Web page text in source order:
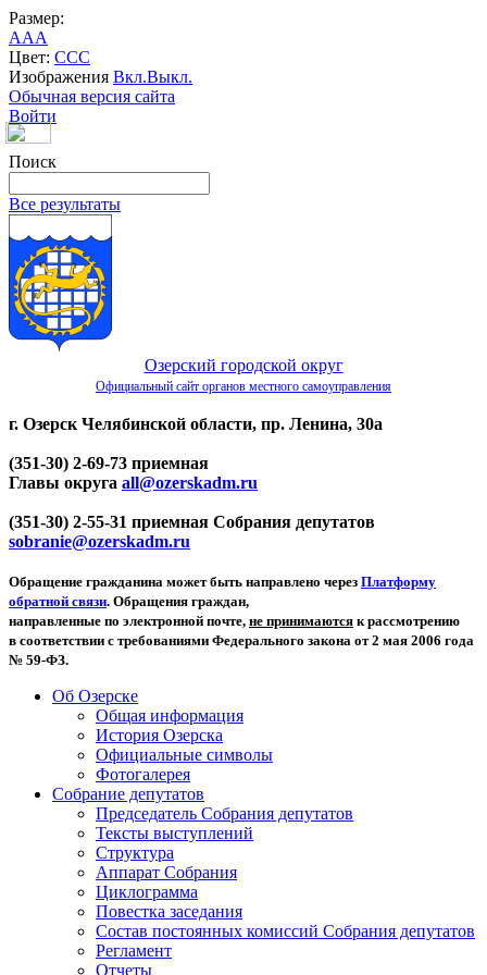
Размер:
AAA
Цвет: CCC
Изображения Вкл.Выкл.
Обычная версия сайта
Войти
Поиск
Все результаты
Озерский городской округ
Официальный сайт органов местного самоуправления
г. Озерск Челябинской области, пр. Ленина, 30а
(351-30) 2-69-73 приемная
Главы округа all@ozerskadm.ru
(351-30) 2-55-31 приемная Собрания депутатов
sobranie@ozerskadm.ru
Обращение гражданина может быть направлено через Платформу
обратной связи. Обращения граждан,
направленные по электронной почте, не принимаются к рассмотрению
в соответствии с требованиями Федерального закона от 2 мая 2006 года
№ 59-ФЗ.
Об Озерске
Общая информация
История Озерска
Официальные символы
Фотогалерея
Собрание депутатов
Председатель Собрания депутатов
Тексты выступлений
Структура
Аппарат Собрания
Циклограмма
Повестка заседания
Состав постоянных комиссий Собрания депутатов
Регламент
Отчеты